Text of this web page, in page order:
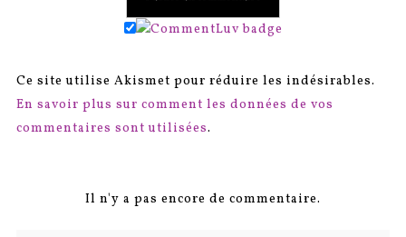
Ce site utilise Akismet pour réduire les indésirables.
En savoir plus sur comment les données de vos
commentaires sont utilisées.
Il n'y a pas encore de commentaire.